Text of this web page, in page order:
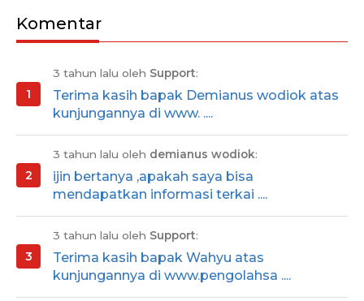
Komentar
3 tahun lalu oleh Support:
Terima kasih bapak Demianus wodiok atas
kunjungannya di www. ....
3 tahun lalu oleh demianus wodiok:
ijin bertanya ,apakah saya bisa
mendapatkan informasi terkai ....
3 tahun lalu oleh Support:
Terima kasih bapak Wahyu atas
kunjungannya di www.pengolahsa ....